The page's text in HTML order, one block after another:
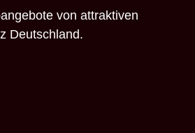
von attraktiven
Deutschland.